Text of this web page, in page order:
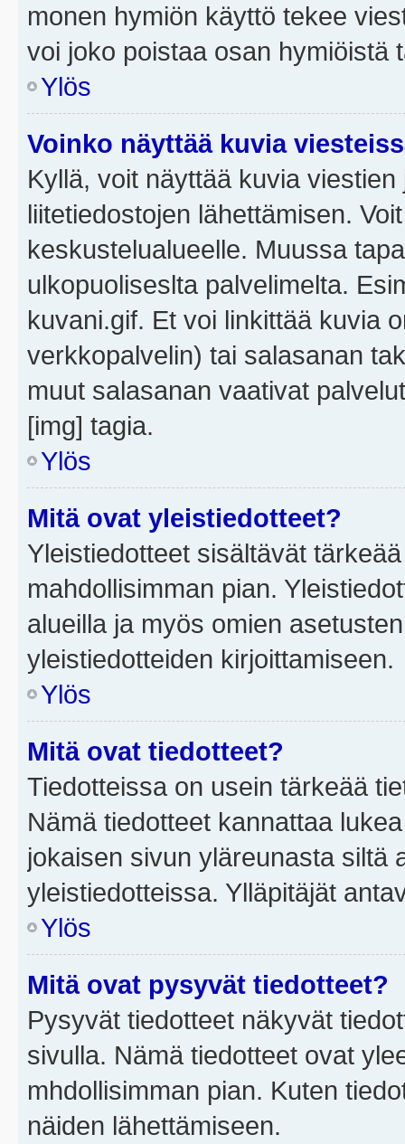
monen hymiön käyttö tekee
voi joko poistaa osan hymiöistä
Ylös
Voinko näyttää kuvia
Kyllä, voit näyttää kuvia
liitetiedostojen lähettämisen.
keskustelualueelle. Muussa
ulkopuoliseslta palvelimelta.
kuvani.gif. Et voi linkittää kuvia
verkkopalvelin) tai salasanan
muut salasanan vaativat
[img] tagia.
Ylös
Mitä ovat yleistiedotteet?
Yleistiedotteet sisältävät
mahdollisimman pian.
alueilla ja myös omien
yleistiedotteiden kirjoittamiseen.
Ylös
Mitä ovat tiedotteet?
Tiedotteissa on usein tärkeää
Nämä tiedotteet kannattaa
jokaisen sivun yläreunasta siltä
yleistiedotteissa. Ylläpitäjät
Ylös
Mitä ovat pysyvät tiedotteet?
Pysyvät tiedotteet näkyvät
sivulla. Nämä tiedotteet ovat
mhdollisimman pian. Kuten
näiden lähettämiseen.